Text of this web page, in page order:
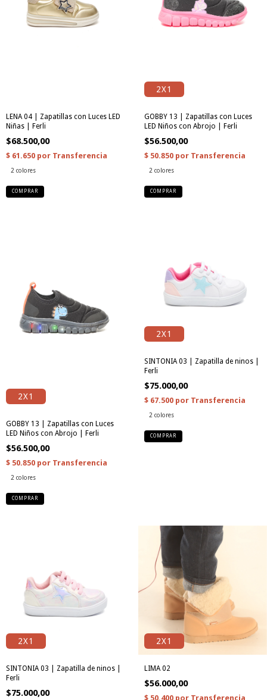
LENA 04 | Zapatillas con Luces LED
Niñas | Ferli
$68.500,00
2 colores
COMPRAR
2X1
GOBBY 13 | Zapatillas con Luces
LED Niños con Abrojo | Ferli
$56.500,00
2 colores
COMPRAR
2X1
GOBBY 13 | Zapatillas con Luces
LED Niños con Abrojo | Ferli
$56.500,00
2 colores
COMPRAR
2X1
SINTONIA 03 | Zapatilla de ninos |
Ferli
$75.000,00
2 colores
COMPRAR
2X1
SINTONIA 03 | Zapatilla de ninos |
Ferli
$75.000,00
2X1
LIMA 02
$56.000,00